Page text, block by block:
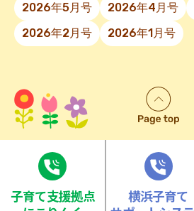
2026年5月号
2026年4月号
2026年2月号
2026年1月号
⼦育て⽀援拠点
横浜子育て